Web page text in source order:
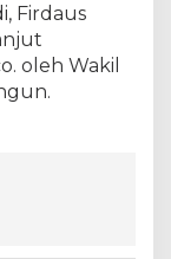
Firdaus
oleh Wakil